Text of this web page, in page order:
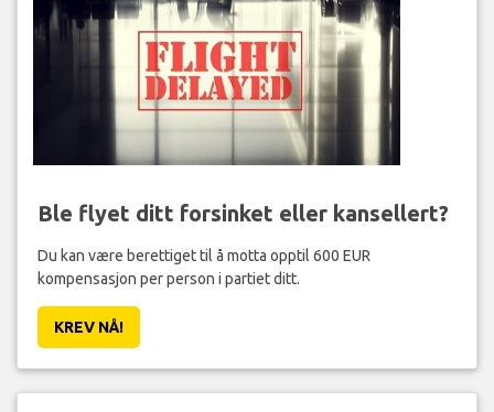
Ble flyet ditt forsinket eller kansellert?
Du kan være berettiget til å motta opptil 600 EUR
kompensasjon per person i partiet ditt.
KREV NÅ!